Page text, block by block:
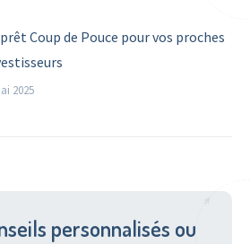
Coup de Pouce pour vos proches
2025
personnalisés ou